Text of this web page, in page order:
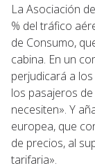
La Asociación
% del tráfico
de Consumo,
cabina. En un
perjudicará a
los pasajeros
necesiten». Y
europea, que
de precios, al
tarifaria».